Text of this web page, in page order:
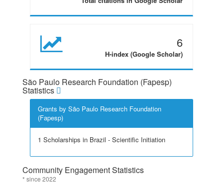
6
H-index (Google Scholar)
São Paulo Research Foundation (Fapesp)
Statistics
Grants by São Paulo Research Foundation
(Fapesp)
1 Scholarships in Brazil - Scientific Initiation
Community Engagement Statistics
* since 2022